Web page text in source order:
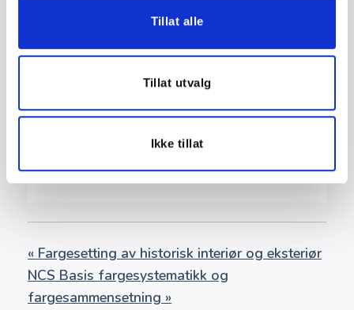
Tillat alle
Tillat utvalg
Ikke tillat
+ GOOGLE KALENDER
+ ICAL EXPORT
« Fargesetting av historisk interiør og eksteriør
NCS Basis fargesystematikk og
fargesammensetning »